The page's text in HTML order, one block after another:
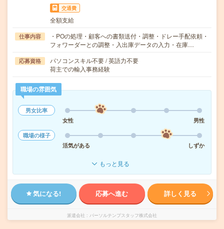
交通費
全額支給
仕事内容
・POの処理・顧客への書類送付・調整・ドレー手配依頼・
フォワーダーとの調整・入出庫データの入力・在庫…
応募資格
パソコンスキル不要 / 英語力不要
荷主での輸入事務経験
職場の雰囲気
男女比率
女性
男性
職場の様子
活気がある
しずか
もっと見る
気になる! 応募へ進む 詳しく見る
派遣会社 パーソルテンプスタッフ株式会社